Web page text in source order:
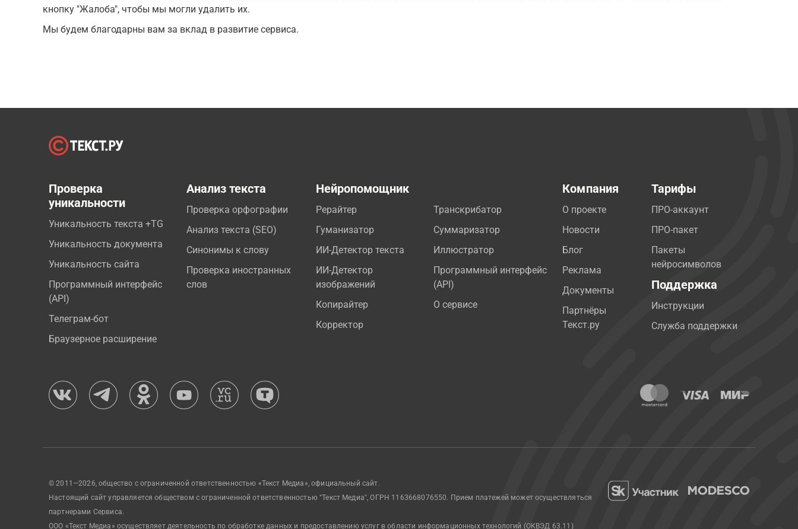
кнопку "Жалоба", чтобы мы могли удалить их.
Мы будем благодарны вам за вклад в развитие сервиса.
Проверка
уникальности
Уникальность текста +TG
Уникальность документа
Уникальность сайта
Программный интерфейс
(API)
Телеграм-бот
Браузерное расширение
Анализ текста
Проверка орфографии
Анализ текста (SEO)
Синонимы к слову
Проверка иностранных
слов
Нейропомощник
Рерайтер
Гуманизатор
ИИ-Детектор текста
ИИ-Детектор
изображений
Копирайтер
Корректор
Транскрибатор
Суммаризатор
Иллюстратор
Программный интерфейс
(API)
О сервисе
Компания
О проекте
Новости
Блог
Реклама
Документы
Партнёры
Текст.ру
Тарифы
ПРО-аккаунт
ПРО-пакет
Пакеты
нейросимволов
Поддержка
Инструкции
Служба поддержки
© 2011—2026, общество с ограниченной ответственностью «Текст Медиа», официальный сайт.
Настоящий сайт управляется обществом с ограниченной ответственностью "Текст Медиа", ОГРН 1163668076550. Прием платежей может осуществляться
партнерами Сервиса.
ООО «Текст Медиа» осуществляет деятельность по обработке данных и предоставлению услуг в области информационных технологий (ОКВЭД 63.11)